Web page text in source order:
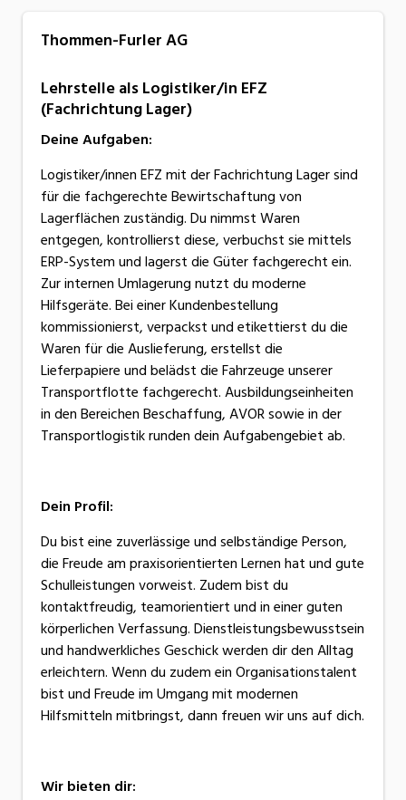
Thommen-Furler AG
Lehrstelle als Logistiker/in EFZ
(Fachrichtung Lager)
Deine Aufgaben:
Logistiker/innen EFZ mit der Fachrichtung Lager sind
für die fachgerechte Bewirtschaftung von
Lagerflächen zuständig. Du nimmst Waren
entgegen, kontrollierst diese, verbuchst sie mittels
ERP-System und lagerst die Güter fachgerecht ein.
Zur internen Umlagerung nutzt du moderne
Hilfsgeräte. Bei einer Kundenbestellung
kommissionierst, verpackst und etikettierst du die
Waren für die Auslieferung, erstellst die
Lieferpapiere und belädst die Fahrzeuge unserer
Transportflotte fachgerecht. Ausbildungseinheiten
in den Bereichen Beschaffung, AVOR sowie in der
Transportlogistik runden dein Aufgabengebiet ab.
Dein Profil:
Du bist eine zuverlässige und selbständige Person,
die Freude am praxisorientierten Lernen hat und gute
Schulleistungen vorweist. Zudem bist du
kontaktfreudig, teamorientiert und in einer guten
körperlichen Verfassung. Dienstleistungsbewusstsein
und handwerkliches Geschick werden dir den Alltag
erleichtern. Wenn du zudem ein Organisationstalent
bist und Freude im Umgang mit modernen
Hilfsmitteln mitbringst, dann freuen wir uns auf dich.
Wir bieten dir: